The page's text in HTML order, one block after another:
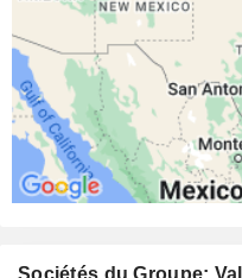
Sociétés du Groupe: